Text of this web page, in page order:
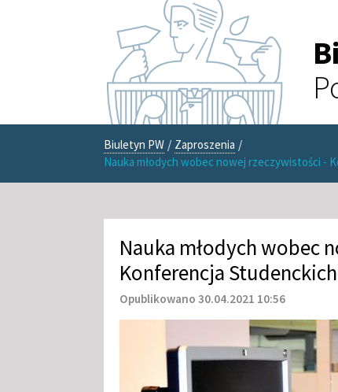
Biuletyn PW / Zaproszenia /
Nauka młodych wobec nowej rzeczywistości -
Nauka młodych wobec
Konferencja
Opublikowano 30.04.2021 10:56